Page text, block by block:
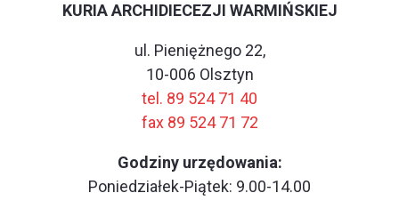
KURIA ARCHIDIECEZJI WARMIŃSKIEJ
ul. Pieniężnego 22,
10-006 Olsztyn
tel. 89 524 71 40
fax 89 524 71 72
Godziny urzędowania:
Poniedziałek-Piątek: 9.00-14.00